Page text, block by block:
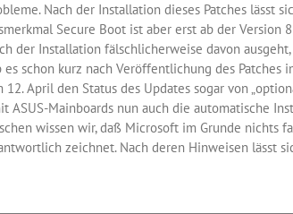
Nach der Installation dieses Patches lässt
Secure Boot ist aber erst ab der Version
der Installation fälschlicherweise davon
schon kurz nach Veröffentlichung des
April den Status des Updates sogar von
Mainboards nun auch die automatische
wissen wir, daß Microsoft im Grunde nichts
zeichnet. Nach deren Hinweisen lässt